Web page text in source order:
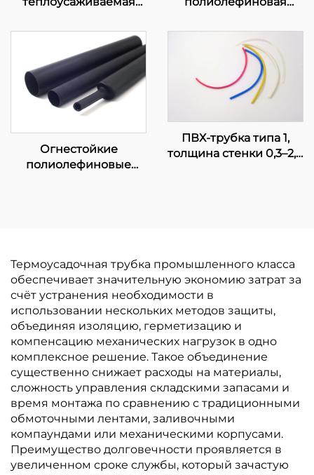
трубка K-102, гибкая
изоляционная защита,
диаметр 1–80 мм
слоем
Огнестойкие
полиолефиновые
ПВХ-трубка типа 1,
толщина стенки 0,3–2,0
Термоусадочная трубка промышленного класса
обеспечивает значительную экономию затрат за
счёт устранения необходимости в
использовании нескольких методов защиты,
объединяя изоляцию, герметизацию и
компенсацию механических нагрузок в одно
комплексное решение. Такое объединение
существенно снижает расходы на материалы,
сложность управления складскими запасами и
время монтажа по сравнению с традиционными
обмоточными лентами, заливочными
компаундами или механическими корпусами.
Преимущество долговечности проявляется в
увеличенном сроке службы, который зачастую